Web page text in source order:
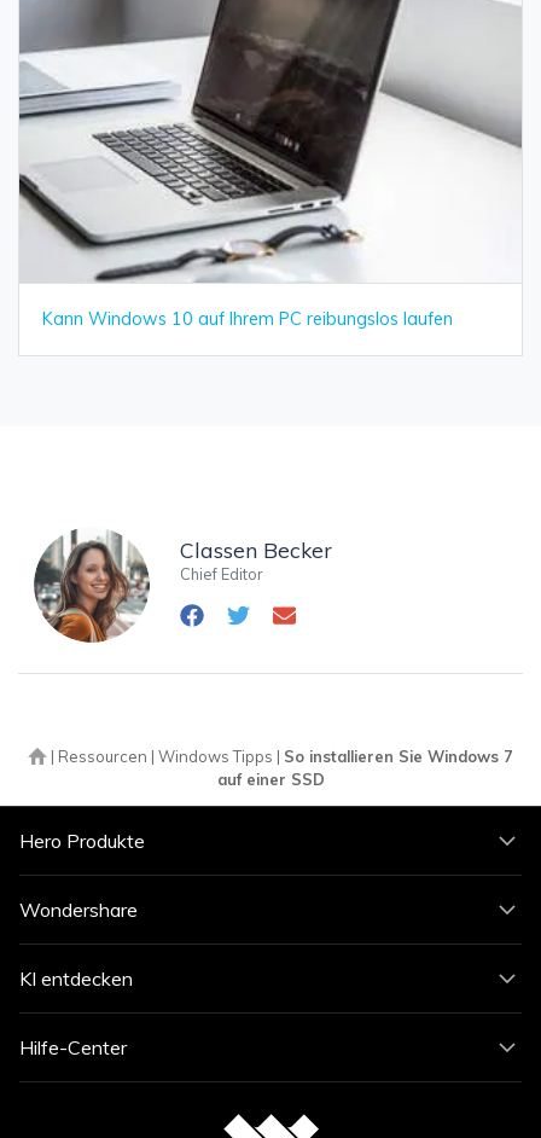
Kann Windows 10 auf Ihrem PC reibungslos laufen
Classen Becker
Chief Editor
| Ressourcen | Windows Tipps | So installieren Sie Windows 7
auf einer SSD
Hero Produkte
Wondershare
KI entdecken
Hilfe-Center